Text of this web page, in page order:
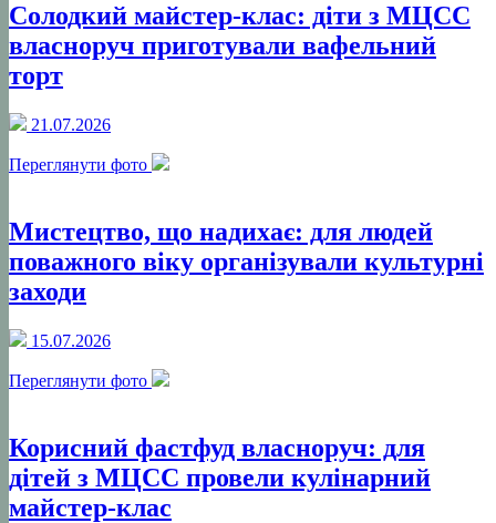
Солодкий майстер-клас: діти з МЦСС
власноруч приготували вафельний
торт
21.07.2026
Переглянути фото
Мистецтво, що надихає: для людей
поважного віку організували культурні
заходи
15.07.2026
Переглянути фото
Корисний фастфуд власноруч: для
дітей з МЦСС провели кулінарний
майстер-клас